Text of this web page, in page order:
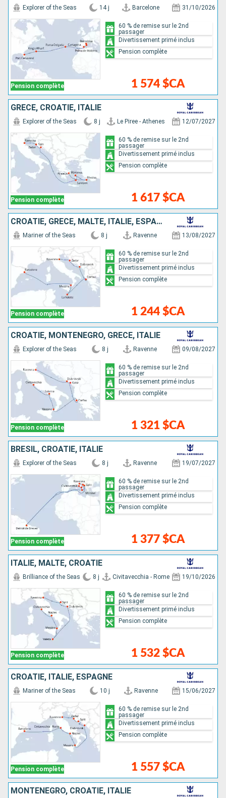
Pension complète
Explorer of the Seas 14 j Barcelone 31/10/2026
1 574 $CA
60 % de remise sur le 2nd
passager
Divertissement primé inclus
Pension complète
GRÈCE, CROATIE, ITALIE
Pension complète
Explorer of the Seas 8 j Le Piree - Athenes 12/07/2027
1 617 $CA
60 % de remise sur le 2nd
passager
Divertissement primé inclus
Pension complète
CROATIE, GRÈCE, MALTE, ITALIE, ESPAGNE
Pension complète
Mariner of the Seas 8 j Ravenne 13/08/2027
1 244 $CA
60 % de remise sur le 2nd
passager
Divertissement primé inclus
Pension complète
CROATIE, MONTÉNÉGRO, GRÈCE, ITALIE
Pension complète
Explorer of the Seas 8 j Ravenne 09/08/2027
1 321 $CA
60 % de remise sur le 2nd
passager
Divertissement primé inclus
Pension complète
BRÉSIL, CROATIE, ITALIE
Pension complète
Explorer of the Seas 8 j Ravenne 19/07/2027
1 377 $CA
60 % de remise sur le 2nd
passager
Divertissement primé inclus
Pension complète
ITALIE, MALTE, CROATIE
Pension complète
Brilliance of the Seas 8 j Civitavecchia - Rome 19/10/2026
1 532 $CA
60 % de remise sur le 2nd
passager
Divertissement primé inclus
Pension complète
CROATIE, ITALIE, ESPAGNE
Pension complète
Mariner of the Seas 10 j Ravenne 15/06/2027
1 557 $CA
60 % de remise sur le 2nd
passager
Divertissement primé inclus
Pension complète
MONTÉNÉGRO, CROATIE, ITALIE